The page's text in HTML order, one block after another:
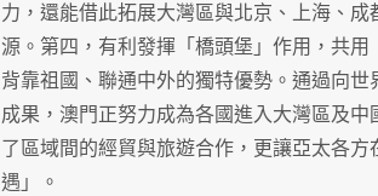
力，還能借此拓展大灣區與北京、上海、
源。第四，有利發揮「橋頭堡」作用，共
背靠祖國、聯通中外的獨特優勢。通過向
成果，澳門正努力成為各國進入大灣區及
了區域間的經貿與旅遊合作，更讓亞太各
遇」。